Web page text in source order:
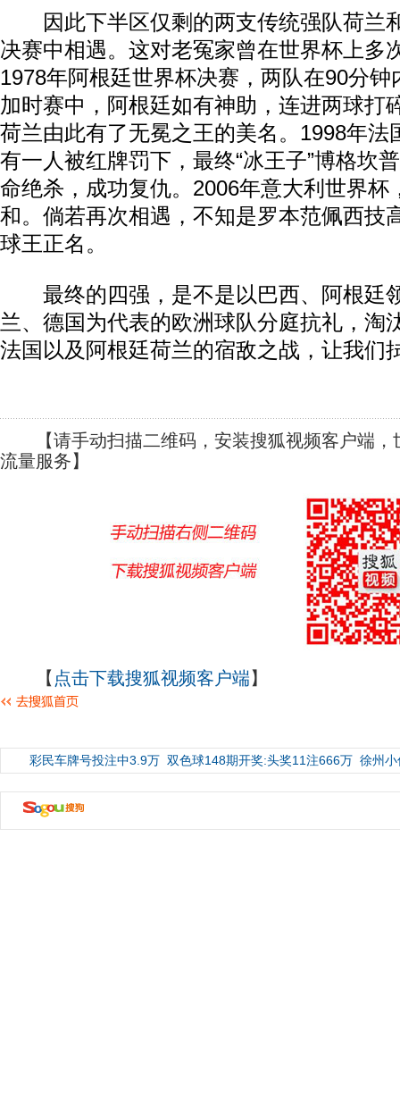
因此下半区仅剩的两支传统强队荷兰
决赛中相遇。这对老冤家曾在世界杯上多
1978年阿根廷世界杯决赛，两队在90分钟
加时赛中，阿根廷如有神助，连进两球打
荷兰由此有了无冕之王的美名。1998年法
有一人被红牌罚下，最终“冰王子”博格坎
命绝杀，成功复仇。2006年意大利世界杯
和。倘若再次相遇，不知是罗本范佩西技
球王正名。
最终的四强，是不是以巴西、阿根廷
兰、德国为代表的欧洲球队分庭抗礼，淘
法国以及阿根廷荷兰的宿敌之战，让我们
【请手动扫描二维码，安装搜狐视频客户端，
流量服务】
【 点击下载搜狐视频客户端】
彩民车牌号投注中3.9万 双色球148期开奖:头奖11注666万 徐州